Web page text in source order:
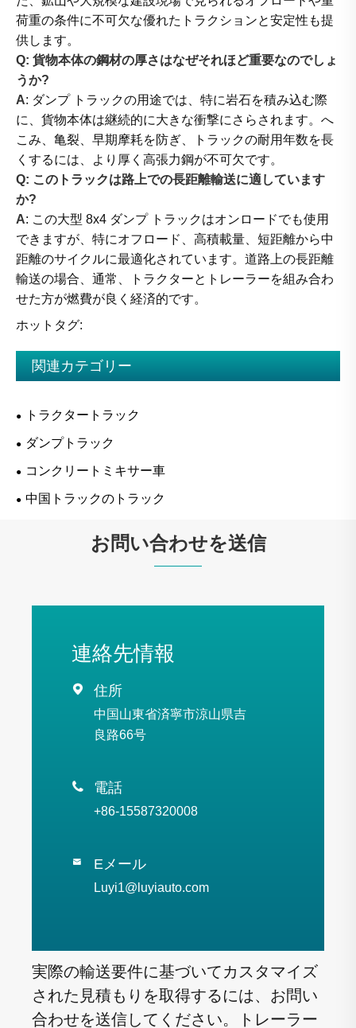
荷重の条件に不可欠な優れたトラクションと安定性も提
供します。
Q: 貨物本体の鋼材の厚さはなぜそれほど重要なのでしょ
うか?
A: ダンプ トラックの用途では、特に岩石を積み込む際
に、貨物本体は継続的に大きな衝撃にさらされます。へ
こみ、亀裂、早期摩耗を防ぎ、トラックの耐用年数を長
くするには、より厚く高張力鋼が不可欠です。
Q: このトラックは路上での長距離輸送に適しています
か?
A: この大型 8x4 ダンプ トラックはオンロードでも使用
できますが、特にオフロード、高積載量、短距離から中
距離のサイクルに最適化されています。道路上の長距離
輸送の場合、通常、トラクターとトレーラーを組み合わ
せた方が燃費が良く経済的です。
ホットタグ:
関連カテゴリー
トラクタートラック
ダンプトラック
コンクリートミキサー車
中国トラックのトラック
お問い合わせを送信
連絡先情報
 住所
中国山東省済寧市涼山県吉
良路66号
 電話
+86-15587320008
 Eメール
Luyi1@luyiauto.com
実際の輸送要件に基づいてカスタマイズ
された見積もりを取得するには、お問い
合わせを送信してください。トレーラー